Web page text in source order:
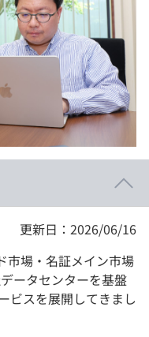
更新日：2026/06/16
市場・名証メイン市場
ータセンターを基盤
ビスを展開してきまし